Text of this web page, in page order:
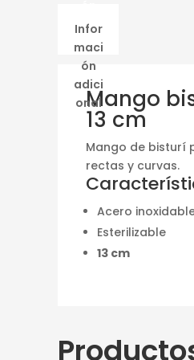
Infor
maci
ón
adici
onal
Mango
13 cm
Mango de bisturí
rectas y curvas.
Acero
Esterilizable
13 cm